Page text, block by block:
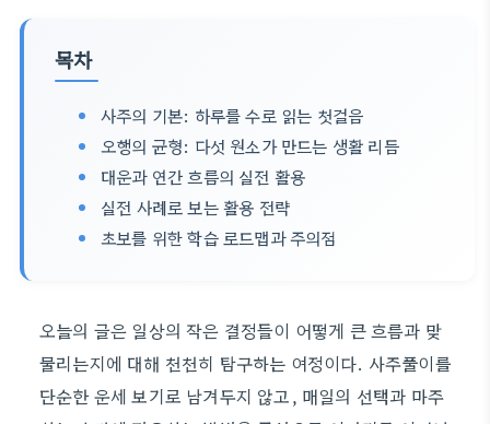
목차
사주의 기본: 하루를 수로 읽는 첫걸음
오행의 균형: 다섯 원소가 만드는 생활 리듬
대운과 연간 흐름의 실전 활용
실전 사례로 보는 활용 전략
초보를 위한 학습 로드맵과 주의점
오늘의 글은 일상의 작은 결정들이 어떻게 큰 흐름과 맞
물리는지에 대해 천천히 탐구하는 여정이다. 사주풀이를
단순한 운세 보기로 남겨두지 않고, 매일의 선택과 마주